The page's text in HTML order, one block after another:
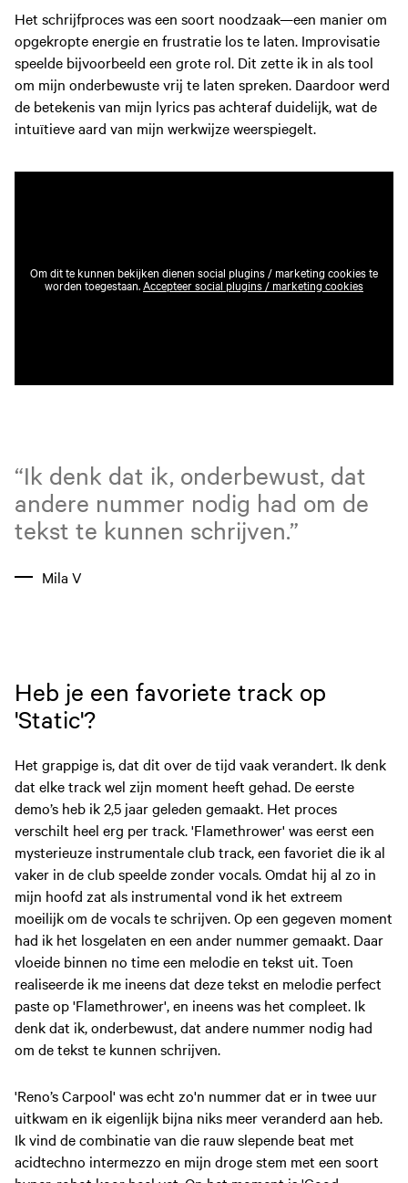
Het schrijfproces was een soort noodzaak—een manier om
opgekropte energie en frustratie los te laten. Improvisatie
speelde bijvoorbeeld een grote rol. Dit zette ik in als tool
om mijn onderbewuste vrij te laten spreken. Daardoor werd
de betekenis van mijn lyrics pas achteraf duidelijk, wat de
intuïtieve aard van mijn werkwijze weerspiegelt.
Om dit te kunnen bekijken dienen social plugins / marketing cookies te
worden toegestaan. Accepteer social plugins / marketing cookies
“Ik denk dat ik, onderbewust, dat
andere nummer nodig had om de
tekst te kunnen schrijven.”
Mila V
Heb je een favoriete track op
'Static'?
Het grappige is, dat dit over de tijd vaak verandert. Ik denk
dat elke track wel zijn moment heeft gehad. De eerste
demo’s heb ik 2,5 jaar geleden gemaakt. Het proces
verschilt heel erg per track. 'Flamethrower' was eerst een
mysterieuze instrumentale club track, een favoriet die ik al
vaker in de club speelde zonder vocals. Omdat hij al zo in
mijn hoofd zat als instrumental vond ik het extreem
moeilijk om de vocals te schrijven. Op een gegeven moment
had ik het losgelaten en een ander nummer gemaakt. Daar
vloeide binnen no time een melodie en tekst uit. Toen
realiseerde ik me ineens dat deze tekst en melodie perfect
paste op 'Flamethrower', en ineens was het compleet. Ik
denk dat ik, onderbewust, dat andere nummer nodig had
om de tekst te kunnen schrijven.
'Reno’s Carpool' was echt zo'n nummer dat er in twee uur
uitkwam en ik eigenlijk bijna niks meer veranderd aan heb.
Ik vind de combinatie van die rauw slepende beat met
acidtechno intermezzo en mijn droge stem met een soort